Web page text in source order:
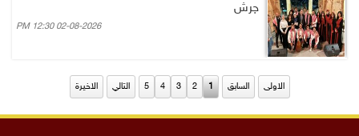
جرش
02-08-2026 12:30 PM
الاولى السابق 1
2
3
4
5 التالي الاخيرة